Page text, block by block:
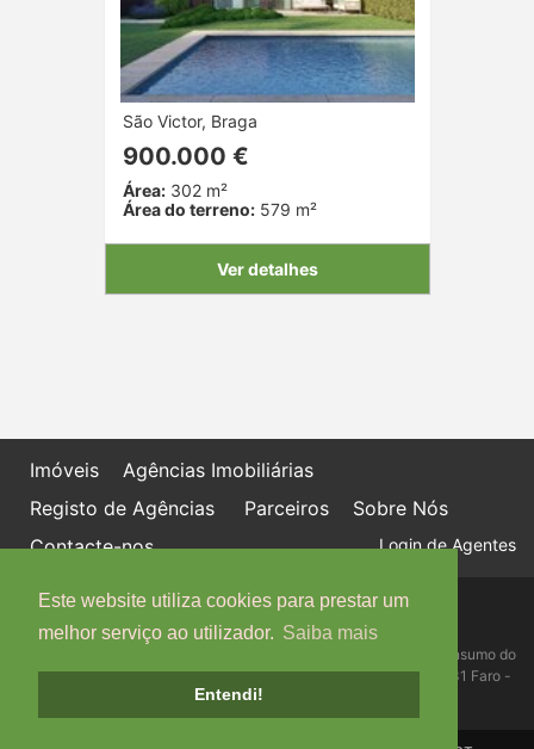
Este website utiliza cookies para prestar um
melhor serviço ao utilizador. Saiba mais
Entendi!
São Victor, Braga
900.000 €
Área:302 m²
Área do terreno:579 m²
Ver detalhes
Imóveis
Agências Imobiliárias
Registo de Agências
Parceiros
Sobre Nós
Contacte-nos
Login de Agentes
Política de proteção de dados
Livro de Reclamações online
Centro de Informação, Mediação e Arbitragem de Conflitos de Consumo do
Algarve - Edifício Ninho de Empresas, Estrada da Penha, 8005-131 Faro -
Telefone: 289 823 135 cimaal@mail.telepac.pt